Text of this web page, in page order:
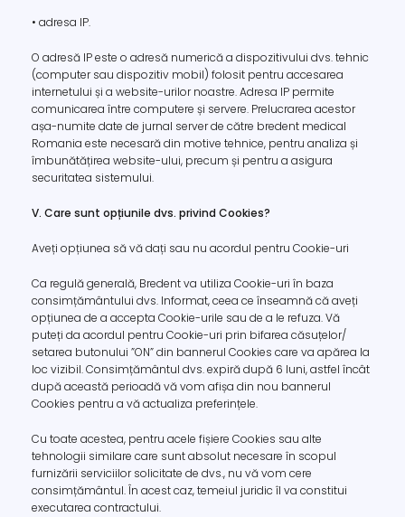
• adresa IP.
O adresă IP este o adresă numerică a dispozitivului dvs. tehnic
(computer sau dispozitiv mobil) folosit pentru accesarea
internetului și a website-urilor noastre. Adresa IP permite
comunicarea între computere și servere. Prelucrarea acestor
așa-numite date de jurnal server de către bredent medical
Romania este necesară din motive tehnice, pentru analiza și
îmbunătățirea website-ului, precum și pentru a asigura
securitatea sistemului.
V. Care sunt opțiunile dvs. privind Cookies?
Aveți opțiunea să vă dați sau nu acordul pentru Cookie-uri
Ca regulă generală, Bredent va utiliza Cookie-uri în baza
consimțământului dvs. Informat, ceea ce înseamnă că aveți
opțiunea de a accepta Cookie-urile sau de a le refuza. Vă
puteți da acordul pentru Cookie-uri prin bifarea căsuțelor/
setarea butonului ”ON” din bannerul Cookies care va apărea la
loc vizibil. Consimțământul dvs. expiră după 6 luni, astfel încât
după această perioadă vă vom afișa din nou bannerul
Cookies pentru a vă actualiza preferințele.
Cu toate acestea, pentru acele fișiere Cookies sau alte
tehnologii similare care sunt absolut necesare în scopul
furnizării serviciilor solicitate de dvs., nu vă vom cere
consimțământul. În acest caz, temeiul juridic îl va constitui
executarea contractului.